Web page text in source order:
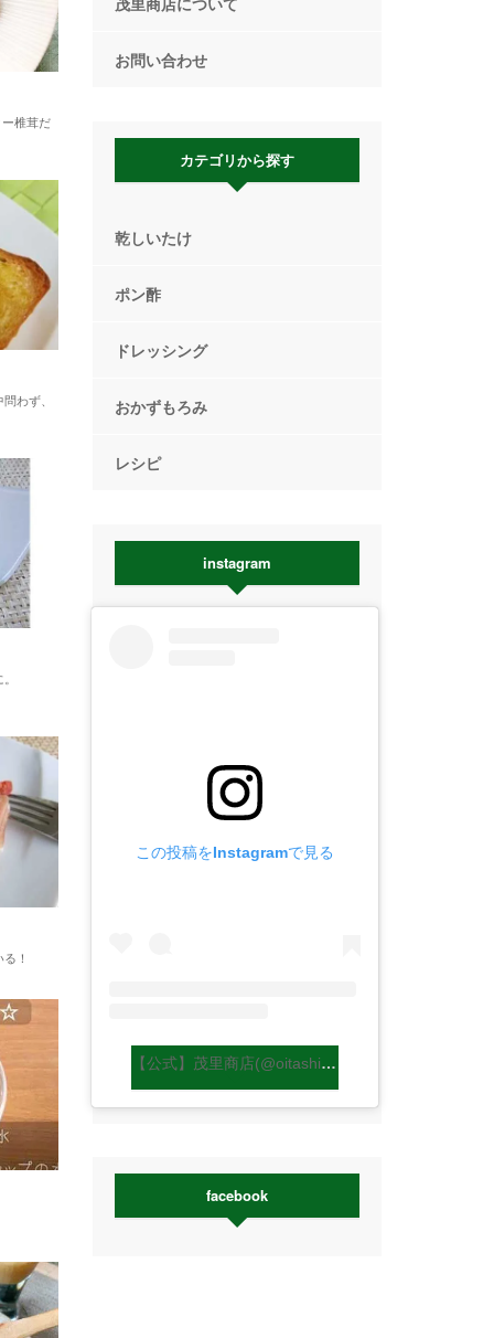
椎茸だ
わず、
！
お問い合わせ
カテゴリから探す
乾しいたけ
ポン酢
ドレッシング
おかずもろみ
レシピ
instagram
この投稿をInstagramで見る
【公式】茂里商店(@oitashiitakemori)がシェアした投稿
facebook